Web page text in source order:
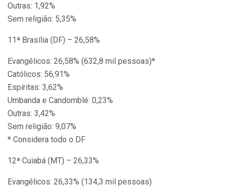
Outras: 1,92%
Sem religião: 5,35%
11ª Brasília (DF) – 26,58%
Evangélicos: 26,58% (632,8 mil pessoas)*
Católicos: 56,91%
Espíritas: 3,62%
Umbanda e Candomblé: 0,23%
Outras: 3,42%
Sem religião: 9,07%
* Considera todo o DF
12ª Cuiabá (MT) – 26,33%
Evangélicos: 26,33% (134,3 mil pessoas)